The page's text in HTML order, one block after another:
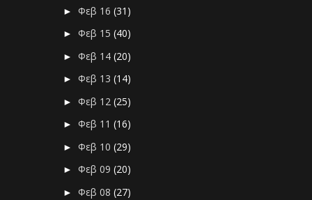
►Φεβ 16(31)
►Φεβ 15(40)
►Φεβ 14(20)
►Φεβ 13(14)
►Φεβ 12(25)
►Φεβ 11(16)
►Φεβ 10(29)
►Φεβ 09(20)
►Φεβ 08(27)